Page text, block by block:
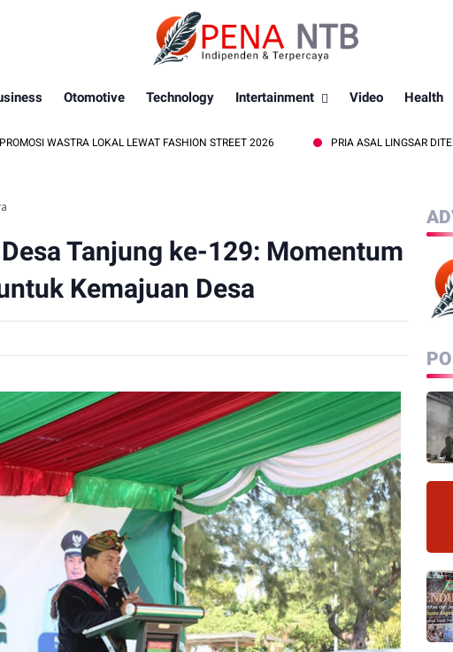
Otomotive Technology Intertainment Video Health
LOKAL LEWAT FASHION STREET 2026 PRIA ASAL LINGSAR DITEMUKAN
Tanjung ke-129: Momentum
Kemajuan Desa